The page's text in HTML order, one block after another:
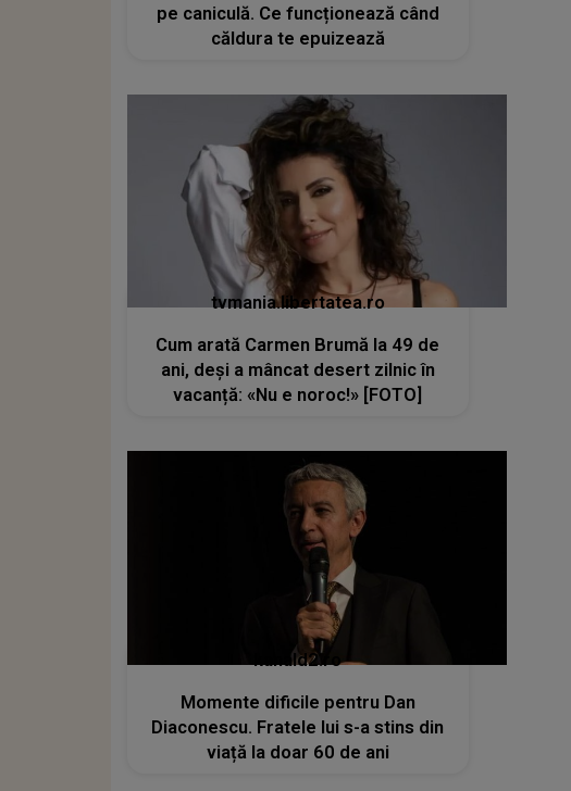
pe caniculă. Ce funcționează când
căldura te epuizează
tvmania.libertatea.ro
Cum arată Carmen Brumă la 49 de
ani, deși a mâncat desert zilnic în
vacanță: «Nu e noroc!» [FOTO]
kanald2.ro
Momente dificile pentru Dan
Diaconescu. Fratele lui s-a stins din
viață la doar 60 de ani